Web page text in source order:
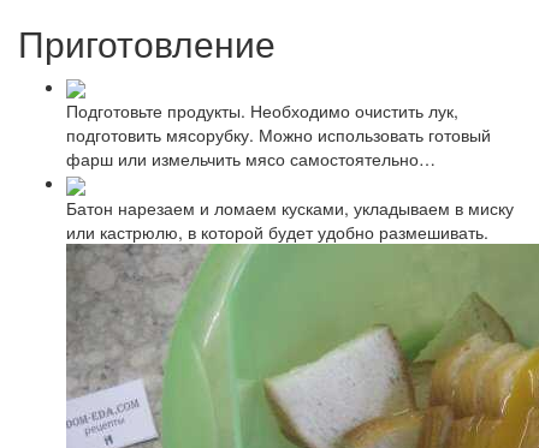
Приготовление
Подготовьте продукты. Необходимо очистить лук,
подготовить мясорубку. Можно использовать готовый
фарш или измельчить мясо самостоятельно…
Батон нарезаем и ломаем кусками, укладываем в миску
или кастрюлю, в которой будет удобно размешивать.